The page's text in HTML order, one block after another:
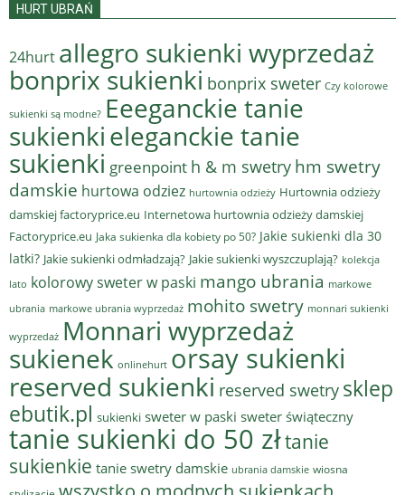
HURT UBRAŃ
24hurt allegro sukienki wyprzedaż
bonprix sukienki bonprix sweter Czy kolorowe
sukienki są modne? Eeeganckie tanie
sukienkieleganckie tanie
sukienki greenpoint h & m swetry hm swetry
damskie hurtowa odziez hurtownia odzieży Hurtownia odzieży
damskiej factoryprice.eu Internetowa hurtownia odzieży damskiej
Factoryprice.eu Jaka sukienka dla kobiety po 50? Jakie sukienki dla 30
latki? Jakie sukienki odmładzają? Jakie sukienki wyszczuplają? kolekcja
lato kolorowy sweter w paski mango ubrania markowe
ubrania markowe ubrania wyprzedaż mohito swetry monnari sukienki
wyprzedaż Monnari wyprzedaż
sukienek onlinehurt orsay sukienki
reserved sukienki reserved swetry sklep
ebutik.pl sukienki sweter w paski sweter świąteczny
tanie sukienki do 50 złtanie
sukienkie tanie swetry damskie ubrania damskie wiosna